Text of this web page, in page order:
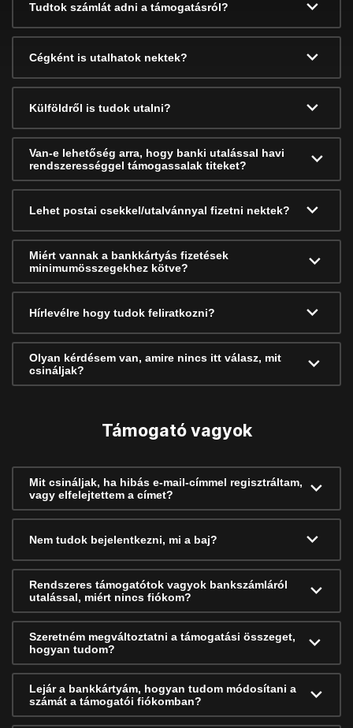
Tudtok számlát adni a támogatásról?
Cégként is utalhatok nektek?
Külföldről is tudok utalni?
Van-e lehetőség arra, hogy banki utalással havi
rendszerességgel támogassalak titeket?
Lehet postai csekkel/utalvánnyal fizetni nektek?
Miért vannak a bankkártyás fizetések
minimumösszegekhez kötve?
Hírlevélre hogy tudok feliratkozni?
Olyan kérdésem van, amire nincs itt válasz, mit
csináljak?
Támogató vagyok
Mit csináljak, ha hibás e-mail-címmel regisztráltam,
vagy elfelejtettem a címet?
Nem tudok bejelentkezni, mi a baj?
Rendszeres támogatótok vagyok bankszámláról
utalással, miért nincs fiókom?
Szeretném megváltoztatni a támogatási összeget,
hogyan tudom?
Lejár a bankkártyám, hogyan tudom módosítani a
számát a támogatói fiókomban?